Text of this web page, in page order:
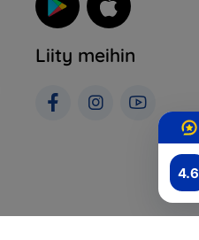
4.6
Liity meihin